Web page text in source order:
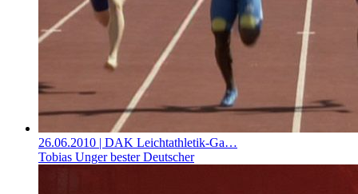
26.06.2010 | DAK Leichtathletik-Ga…
Tobias Unger bester Deutscher